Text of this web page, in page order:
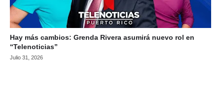
Hay más cambios: Grenda Rivera asumirá nuevo rol en
“Telenoticias”
Julio 31, 2026